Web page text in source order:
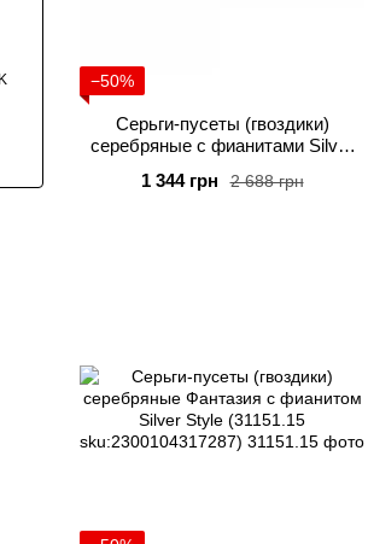
−50%
Серьги-пусеты (гвоздики)
серебряные с фианитами Silver
sku:2300104166878)
2 688 грн
1 344 грн